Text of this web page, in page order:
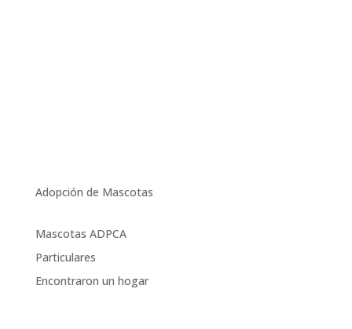
Adopción de Mascotas
Mascotas ADPCA
Particulares
Encontraron un hogar